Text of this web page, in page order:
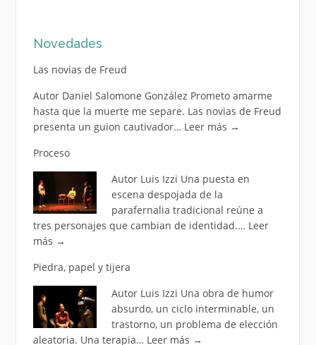
Novedades
Las novias de Freud
Autor Daniel Salomone González Prometo amarme
hasta que la muerte me separe. Las novias de Freud
presenta un guion cautivador… Leer más →
Proceso
Autor Luis Izzi Una puesta en
escena despojada de la
parafernalia tradicional reúne a
tres personajes que cambian de identidad.… Leer
más →
Piedra, papel y tijera
Autor Luis Izzi Una obra de humor
absurdo, un ciclo interminable, un
trastorno, un problema de elección
aleatoria. Una terapia… Leer más →